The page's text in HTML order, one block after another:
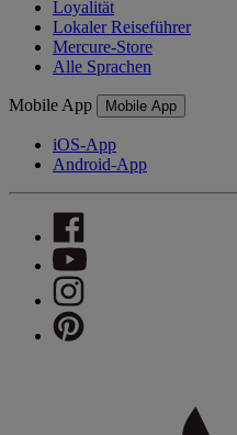
Loyalität
Lokaler Reiseführer
Mercure-Store
Alle Sprachen
Mobile App Mobile App
iOS-App
Android-App